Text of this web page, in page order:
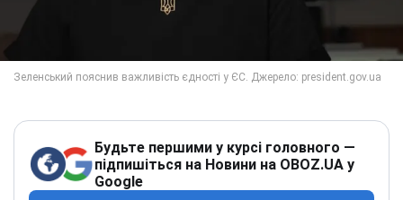
Будьте першими у курсі головного —
підпишіться на Новини на OBOZ.UA у
Google